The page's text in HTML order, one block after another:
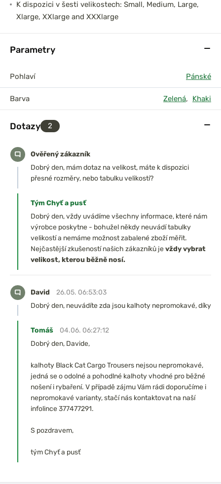
K dispozici v šesti velikostech: Small, Medium, Large,
Xlarge, XXlarge and XXXlarge
Parametry
Pohlaví Pánské
Barva Zelená, Khaki
Dotazy 2
Ověřený zákazník
Dobrý den, mám dotaz na velikost, máte k dispozici
přesné rozměry, nebo tabulku velikostí?
Tým Chyť a pusť
Dobrý den, vždy uvádíme všechny informace, které nám
výrobce poskytne - bohužel někdy neuvádí tabulky
velikostí a nemáme možnost zabalené zboží měřit.
Nejčastější zkušeností našich zákazníků jevždy vybrat
velikost, kterou běžně nosí.
David
26.05. 06:53:03
Dobrý den, neuvádíte zda jsou kalhoty nepromokavé, díky
Tomáš
04.06. 06:27:12
Dobrý den, Davide,
kalhoty Black Cat Cargo Trousers nejsou nepromokavé,
jedná se o odolné a pohodlné kalhoty vhodné pro běžné
nošení i rybaření. V případě zájmu Vám rádi doporučíme i
nepromokavé varianty, stačí nás kontaktovat na naší
infolince 377477291.
S pozdravem,
tým Chyť a pusť